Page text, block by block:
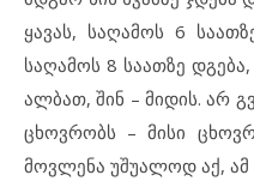
ყავას, საღამოს 6
საღამოს 8 საათზე
ალბათ, შინ – მიდის. არ
ცხოვრობს – მისი
მოვლენა უშუალოდ აქ, ამ